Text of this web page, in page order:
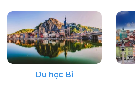
Du học Bỉ